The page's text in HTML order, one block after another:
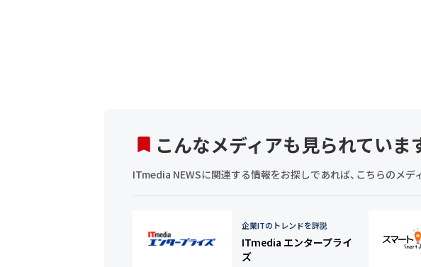
こんなメディアも見られていま
ITmedia NEWSに関連する情報をお探しであれば、こちらのメデ
企業ITのトレンドを詳説
ITmedia エンタープライ
ズ